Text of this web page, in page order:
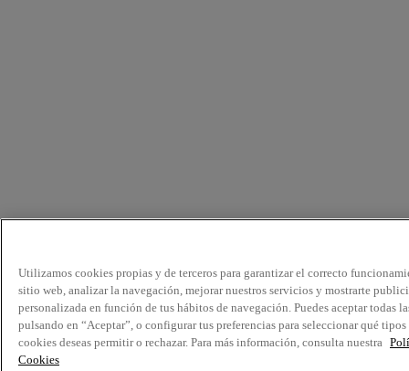
Utilizamos cookies propias y de terceros para garantizar el correcto
sitio web, analizar la navegación, mejorar nuestros servicios y mostrarte
personalizada en función de tus hábitos de navegación. Puedes aceptar todas
pulsando en “Aceptar”, o configurar tus preferencias para seleccionar qué tipos
cookies deseas permitir o rechazar. Para más información, consulta nuestra
Cookies